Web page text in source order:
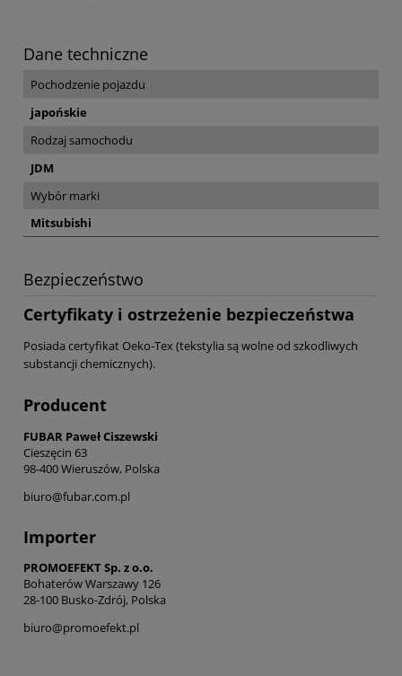
Dane techniczne
Pochodzenie pojazdu
japońskie
Rodzaj samochodu
JDM
Wybór marki
Mitsubishi
Bezpieczeństwo
Certyfikaty i ostrzeżenie bezpieczeństwa
Posiada certyfikat Oeko-Tex (tekstylia są wolne od szkodliwych
substancji chemicznych).
Producent
FUBAR Paweł Ciszewski
Cieszęcin 63
98-400 Wieruszów, Polska
biuro@fubar.com.pl
Importer
PROMOEFEKT Sp. z o.o.
Bohaterów Warszawy 126
28-100 Busko-Zdrój, Polska
biuro@promoefekt.pl